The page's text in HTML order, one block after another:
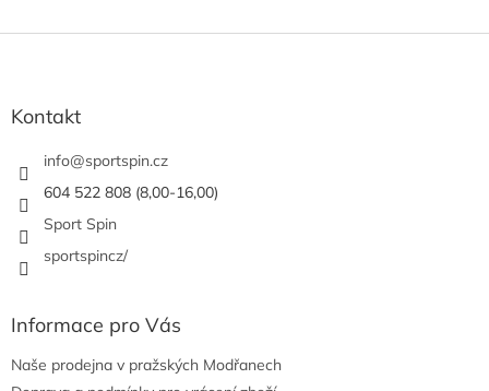
Kontakt
info@sportspin.cz
604 522 808 (8,00-16,00)
Sport Spin
sportspincz/
Informace pro Vás
Naše prodejna v pražských Modřanech